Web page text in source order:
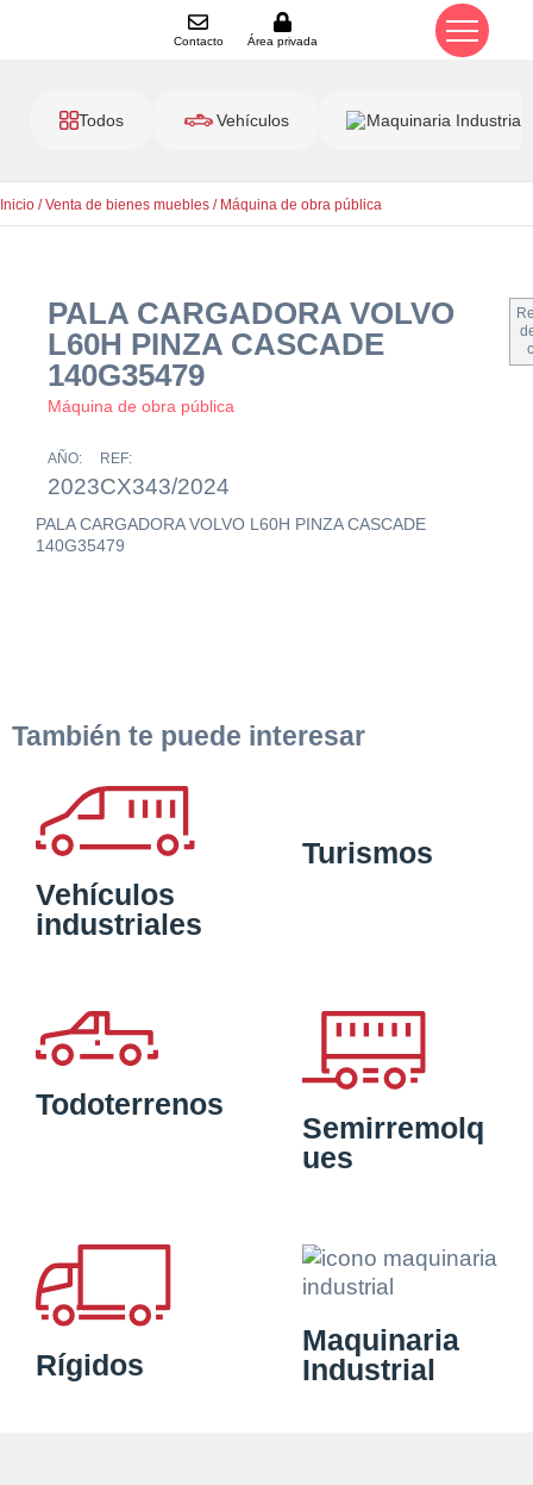
Contacto Área privada
Todos Vehículos Maquinaria Industrial
Inicio /Venta de bienes muebles / Máquina de obra pública
PALA CARGADORA VOLVO
L60H PINZA CASCADE
140G35479
Máquina de obra pública
AÑO:
2023
REF:
CX343/2024
PALA CARGADORA VOLVO L60H PINZA CASCADE
140G35479
También te puede interesar
Vehículos
industriales
Turismos
Todoterrenos
Semirremolq
ues
Rígidos
Maquinaria
Industrial